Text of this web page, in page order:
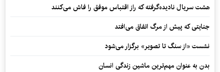
هشت سریال نادیده‌گرفته که راز اقتباس موفق را فاش می‌کنند
جنایتی که پیش از مرگ اتفاق می‌افتد
نشست «از سنگ تا تصویر» برگزار می‌شود
بدن به عنوان مهم‌ترین ماشین زندگی انسان